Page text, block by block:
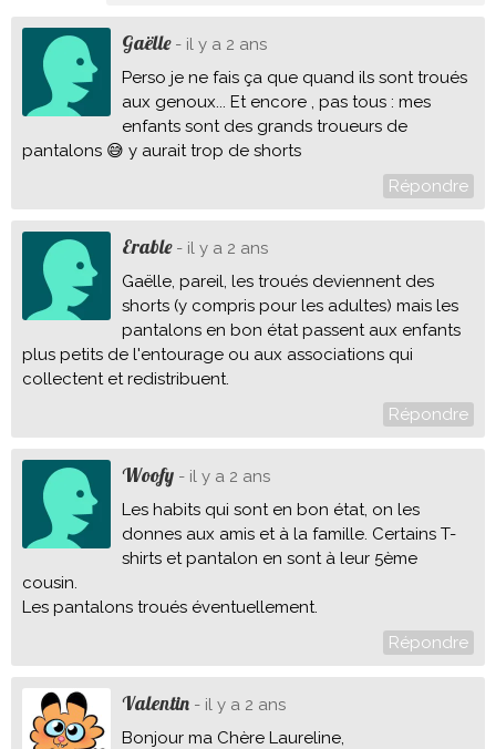
Gaëlle - il y a 2 ans
Perso je ne fais ça que quand ils sont troués
aux genoux... Et encore , pas tous : mes
enfants sont des grands troueurs de
pantalons 😅 y aurait trop de shorts
Répondre
Erable- il y a 2 ans
Gaëlle, pareil, les troués deviennent des
shorts (y compris pour les adultes) mais les
pantalons en bon état passent aux enfants
plus petits de l'entourage ou aux associations qui
collectent et redistribuent.
Répondre
Woofy - il y a 2 ans
Les habits qui sont en bon état, on les
donnes aux amis et à la famille. Certains T-
shirts et pantalon en sont à leur 5ème
cousin.
Les pantalons troués éventuellement.
Répondre
Valentin - il y a 2 ans
Bonjour ma Chère Laureline,